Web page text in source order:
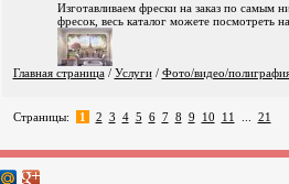
Изготавливаем фрески на заказ по самым
фресок, весь каталог можете посмотреть
Главная страница/ Услуги/ Фото/видео/
Страницы: 1 2 3 4 5 6 7 8 9 10 11 21